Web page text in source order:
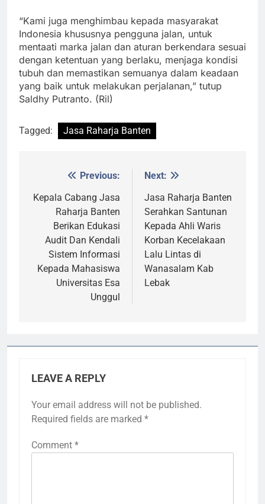
“Kami juga menghimbau kepada masyarakat
Indonesia khususnya pengguna jalan, untuk
mentaati marka jalan dan aturan berkendara sesuai
dengan ketentuan yang berlaku, menjaga kondisi
tubuh dan memastikan semuanya dalam keadaan
yang baik untuk melakukan perjalanan,” tutup
Saldhy Putranto. (Ril)
Tagged: Jasa Raharja Banten
navigation
Previous:
Kepala Cabang Jasa
Raharja Banten
Berikan Edukasi
Audit Dan Kendali
Sistem Informasi
Kepada Mahasiswa
Universitas Esa
Unggul
Next:
Jasa Raharja Banten
Serahkan Santunan
Kepada Ahli Waris
Korban Kecelakaan
Lalu Lintas di
Wanasalam Kab
Lebak
LEAVE A REPLY
Your email address will not be published.
Required fields are marked *
Comment *